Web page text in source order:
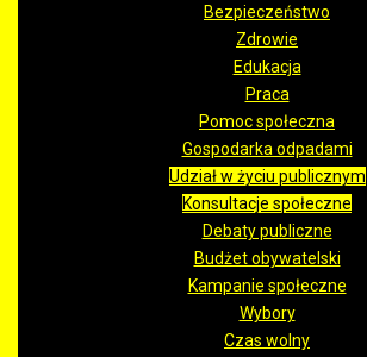
Bezpieczeństwo
Zdrowie
Edukacja
Praca
Pomoc społeczna
Gospodarka odpadami
Udział w życiu publicznym
Konsultacje społeczne
Debaty publiczne
Budżet obywatelski
Kampanie społeczne
Wybory
Czas wolny